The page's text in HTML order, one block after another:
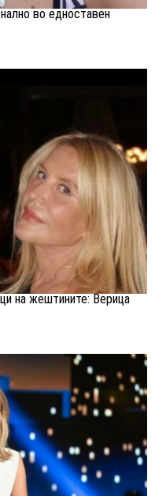
во едноставен
на жештините: Верица